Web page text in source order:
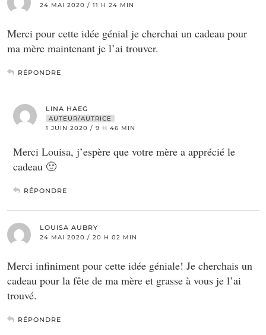
24 MAI 2020 / 11 H 24 MIN
Merci pour cette idée génial je cherchai un cadeau pour
ma mère maintenant je l’ai trouver.
RÉPONDRE
LINA HAEG
AUTEUR/AUTRICE
1 JUIN 2020 / 9 H 46 MIN
Merci Louisa, j’espère que votre mère a apprécié le
cadeau 🙂
RÉPONDRE
LOUISA AUBRY
24 MAI 2020 / 20 H 02 MIN
Merci infiniment pour cette idée géniale! Je cherchais un
cadeau pour la fête de ma mère et grasse à vous je l’ai
trouvé.
RÉPONDRE